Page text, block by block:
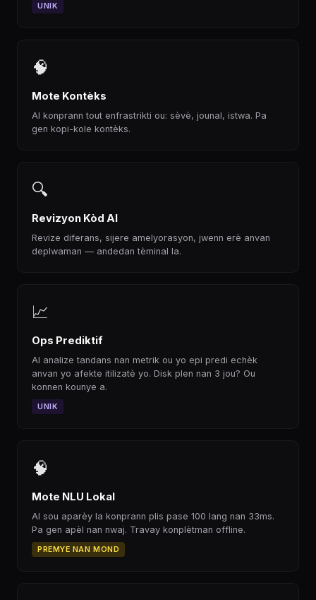
UNIK
🧠
Mote Kontèks
AI konprann tout enfrastrikti ou: sèvè, jounal, istwa. Pa
gen kopi-kole kontèks.
🔍
Revizyon Kòd AI
Revize diferans, sijere amelyorasyon, jwenn erè anvan
deplwaman — andedan tèminal la.
📈
Ops Prediktif
AI analize tandans nan metrik ou yo epi predi echèk
anvan yo afekte itilizatè yo. Disk plen nan 3 jou? Ou
konnen kounye a.
UNIK
🧠
Mote NLU Lokal
AI sou aparèy la konprann plis pase 100 lang nan 33ms.
Pa gen apèl nan nwaj. Travay konplètman offline.
PREMYE NAN MOND